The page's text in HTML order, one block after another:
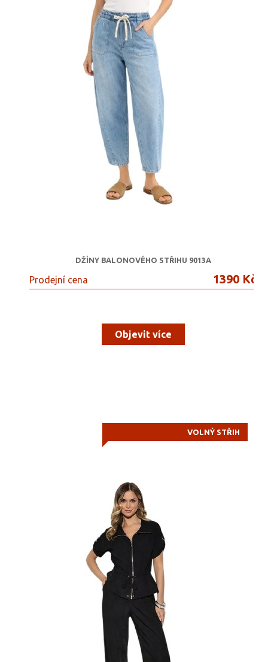
DŽÍNY BALONOVÉHO STŘIHU 9013A
Prodejní cena 1390 Kč
Objevit více
VOLNÝ STŘIH